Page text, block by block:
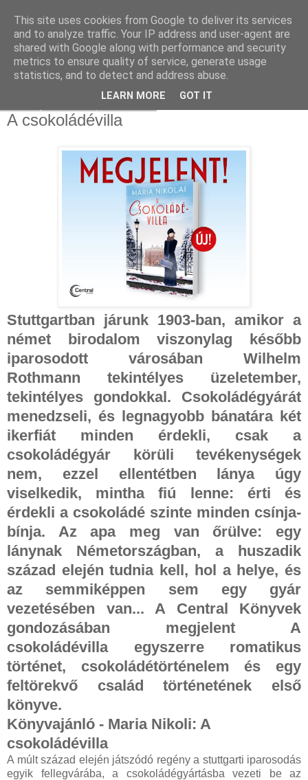
A csokoládévilla
Stuttgartban járunk 1903-ban, amikor a
német birodalom viszonylag később
iparosodott városában Wilhelm
Rothmann tekintélyes üzeletember,
tekintélyes gondokkal. Csokoládégyárát
menedzseli, és legnagyobb bánatára két
ikerfiát minden érdekli, csak a
csokoládégyár körüli tevékenységek
nem, ezzel ellentétben lánya úgy
viselkedik, mintha fiú lenne: érti és
érdekli a csokoládé szinte minden csínja-
bínja. Az apa meg van őrülve: egy
lánynak Németországban, a huszadik
század elején tudnia kell, hol a helye, és
az semmiképpen sem egy gyár
vezetésében van... A Central Könyvek
gondozásában megjelent A
csokoládévilla egyszerre romatikus
történet, csokoládétörténelem és egy
feltörekvő család történetének első
könyve.
Könyvajánló - Maria Nikoli: A
csokoládévilla
A múlt század elején játszódó regény a stuttgarti iparosodás
egyik fellegvárába, a csokoládégyártásba vezeti be az
This site uses cookies from Google to deliver its services
and to analyze traffic. Your IP address and user-agent are
shared with Google along with performance and security
metrics to ensure quality of service, generate usage
statistics, and to detect and address abuse.
LEARN MORE GOT IT